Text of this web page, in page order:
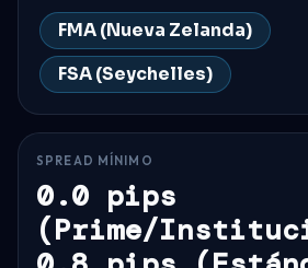
FMA (Nueva Zelanda)
FSA (Seychelles)
SPREAD MÍNIMO
0.0 pips
(Prime/